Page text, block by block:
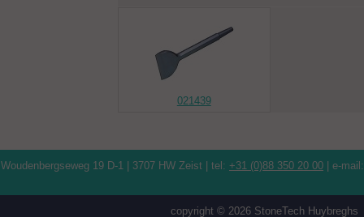
021439
Woudenbergseweg 19 D-1 | 3707 HW Zeist | tel: +31 (0)88 350 20 00 | e-mail:
copyright © 2026 StoneTech Huybreghs